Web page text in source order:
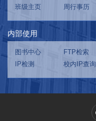
班级主页 周行事历
内部使用
图书中心 FTP检索
IP检测
校内IP查询